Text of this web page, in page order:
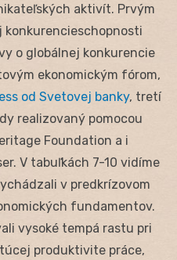
aktivít. Prvým
o globálnej konkurencie
ekonomickým fórom,
od Svetovej banky, tretí
realizovaný pomocou
Foundation a i
V tabuľkách 7-10 vidíme
v predkrízovom
fundamentov.
vysoké tempá rastu pri
produktivite práce,